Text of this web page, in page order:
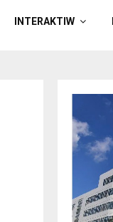
INTERAKTIW